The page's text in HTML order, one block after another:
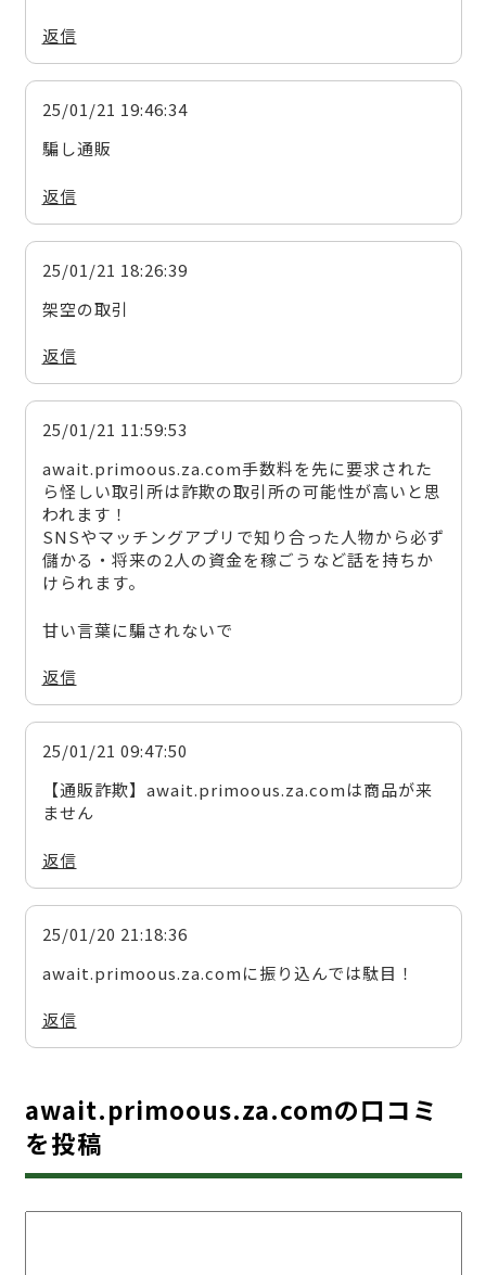
返信
25/01/21 19:46:34
騙し通販
返信
25/01/21 18:26:39
架空の取引
返信
25/01/21 11:59:53
await.primoous.za.com手数料を先に要求された
ら怪しい取引所は詐欺の取引所の可能性が高いと思
われます！
SNSやマッチングアプリで知り合った人物から必ず
儲かる・将来の2人の資金を稼ごうなど話を持ちか
けられます。
甘い言葉に騙されないで
返信
25/01/21 09:47:50
【通販詐欺】await.primoous.za.comは商品が来
ません
返信
25/01/20 21:18:36
await.primoous.za.comに振り込んでは駄目！
返信
await.primoous.za.comの口コミ
を投稿